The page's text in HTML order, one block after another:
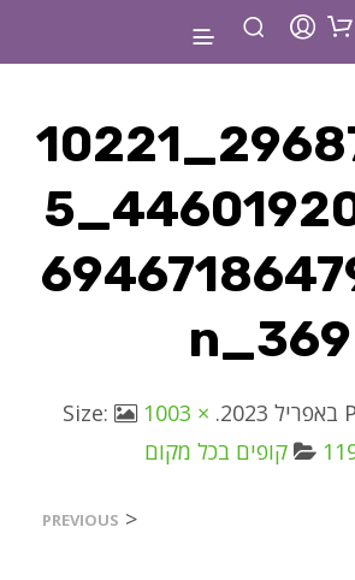
296870309_10221
446019208294_5
369_n
. Size:
1003 ×
קופים בכל מקום
<
PREVIOUS